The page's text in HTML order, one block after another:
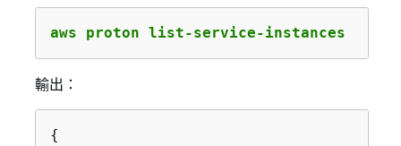
aws proton list-service-instances
輸出：
{